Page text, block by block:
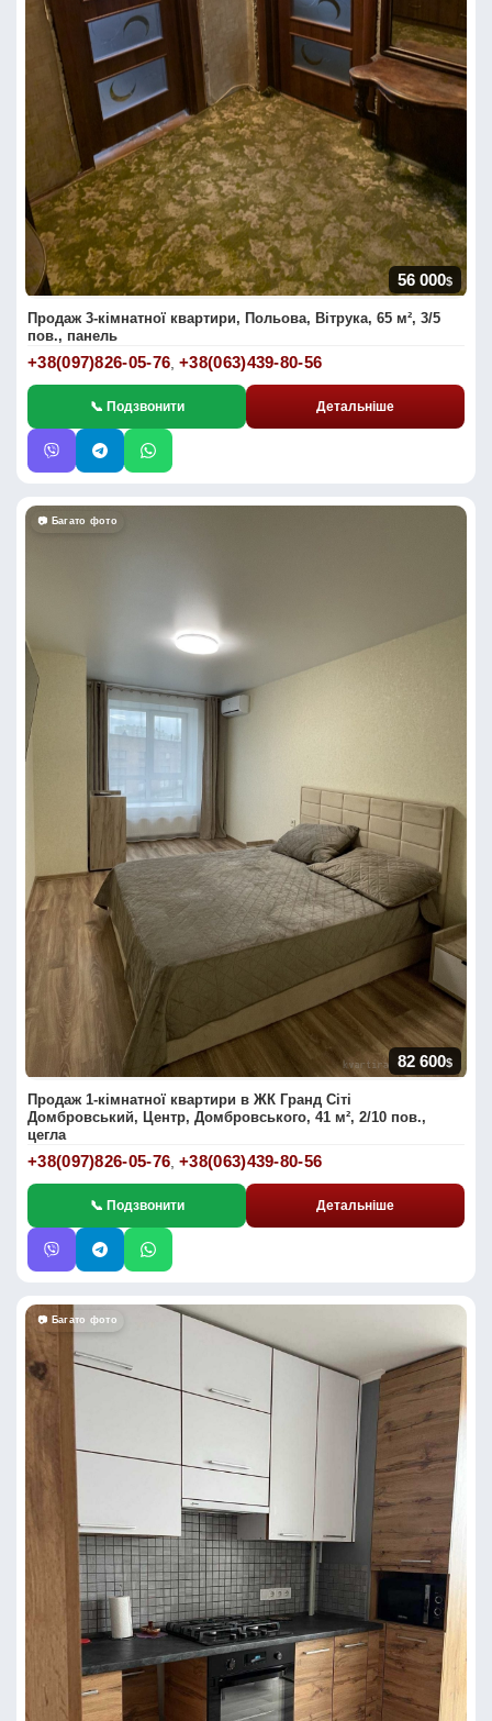
56 000$
Продаж 3-кімнатної квартири, Польова, Вітрука, 65 м², 3/5
пов., панель
+38(097)826-05-76,+38(063)439-80-56
📞 Подзвонити Детальніше
📷 Багато фото
82 600$
Продаж 1-кімнатної квартири в ЖК Гранд Сіті
Домбровський, Центр, Домбровського, 41 м², 2/10 пов.,
цегла
+38(097)826-05-76 ,+38(063)439-80-56
📞 Подзвонити Детальніше
📷 Багато фото